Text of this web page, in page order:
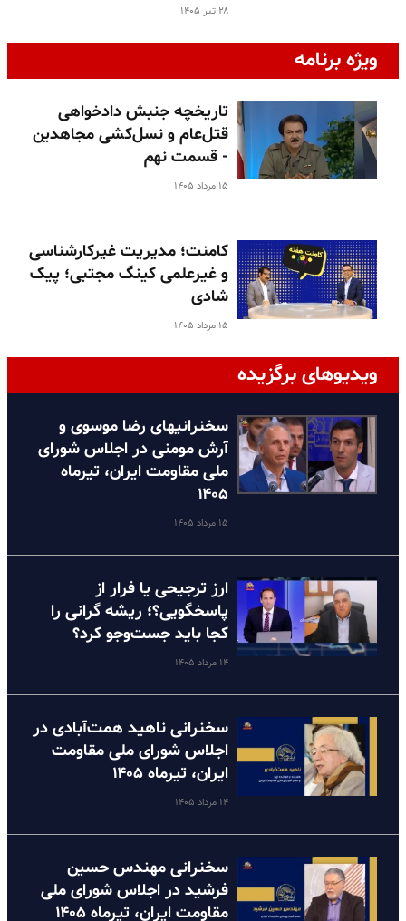
۲۸ تیر ۱۴۰۵
ویژه برنامه
تاریخچه جنبش دادخواهی
قتل‌عام و نسل‌کشی مجاهدین
- قسمت نهم
۱۵ مرداد ۱۴۰۵
کامنت؛ مدیریت غیرکارشناسی
و غیرعلمی کینگ مجتبی؛ پیک
شادی
۱۵ مرداد ۱۴۰۵
ویدیوهای برگزیده
سخنرانیهای رضا موسوی و
آرش مومنی در اجلاس شورای
ملی مقاومت ایران، تیرماه
۱۴۰۵
۱۵ مرداد ۱۴۰۵
ارز ترجیحی یا فرار از
پاسخگویی؟؛ ریشه گرانی را
کجا باید جست‌وجو کرد؟
۱۴ مرداد ۱۴۰۵
سخنرانی ناهید همت‌آبادی در
اجلاس شورای ملی مقاومت
ایران، تیرماه ۱۴۰۵
۱۴ مرداد ۱۴۰۵
سخنرانی مهندس حسین
فرشید در اجلاس شورای ملی
مقاومت ایران، تیرماه ۱۴۰۵